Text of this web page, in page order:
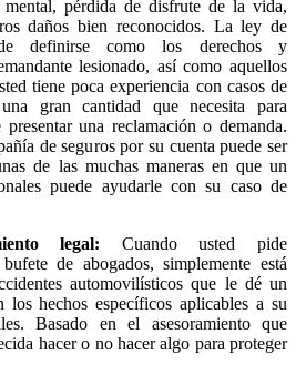
mental, pérdida de disfrute de la vida,
daños bien reconocidos. La ley de
definirse como los derechos y
lesionado, así como aquellos
tiene poca experiencia con casos de
gran cantidad que necesita para
una reclamación o demanda.
de seguros por su cuenta puede ser
de las muchas maneras en que un
puede ayudarle con su caso de
legal:
Cuando usted pide
de abogados, simplemente está
automovilísticos que le dé un
los hechos específicos aplicables a su
Basado en el asesoramiento que
hacer o no hacer algo para proteger